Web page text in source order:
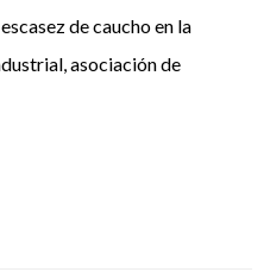
de caucho en la
asociación de